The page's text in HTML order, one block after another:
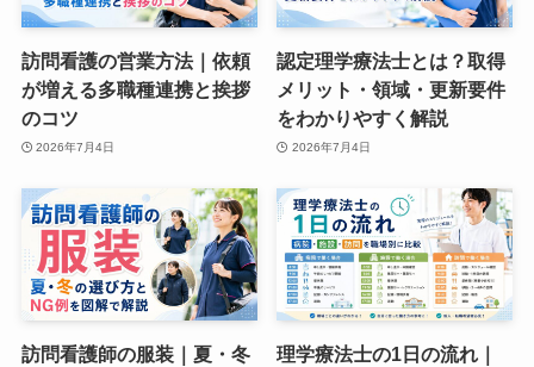
訪問看護の営業方法｜依頼
が増える多職種連携と挨拶
のコツ
2026年7月4日
認定理学療法士とは？取得
メリット・領域・更新要件
をわかりやすく解説
2026年7月4日
訪問看護師の服装｜夏・冬
理学療法士の1日の流れ｜